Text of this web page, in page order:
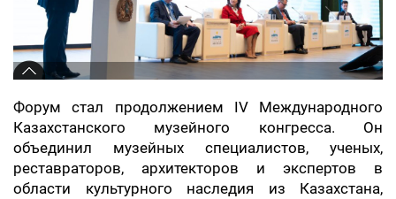
Форум стал продолжением IV Международного
Казахстанского музейного конгресса. Он
объединил музейных специалистов, ученых,
реставраторов, архитекторов и экспертов в
области культурного наследия из Казахстана,